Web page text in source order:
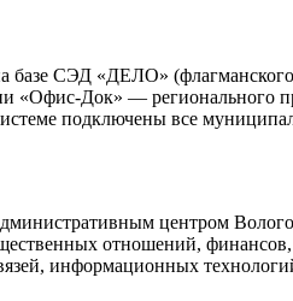
СЭД «ДЕЛО»
«Офис-Док» — регионального
подключены все
центром
отношений, финансов,
информационных